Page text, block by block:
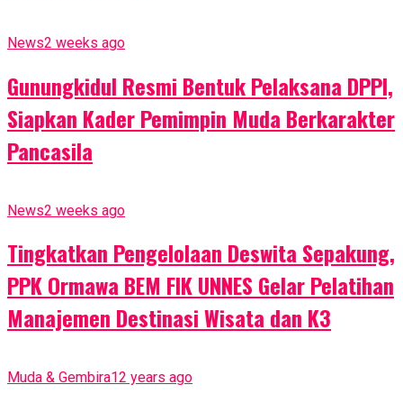
News2 weeks ago
Gunungkidul Resmi Bentuk Pelaksana DPPI,
Siapkan Kader Pemimpin Muda Berkarakter
Pancasila
News2 weeks ago
Tingkatkan Pengelolaan Deswita Sepakung,
PPK Ormawa BEM FIK UNNES Gelar Pelatihan
Manajemen Destinasi Wisata dan K3
Muda & Gembira12 years ago